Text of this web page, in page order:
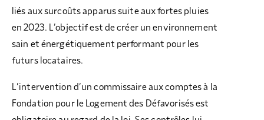
liés aux surcoûts apparus suite aux fortes pluies
en 2023. L’objectif est de créer un environnement
sain et énergétiquement performant pour les
futurs locataires.
L’intervention d’un commissaire aux comptes à la
Fondation pour le Logement des Défavorisés est